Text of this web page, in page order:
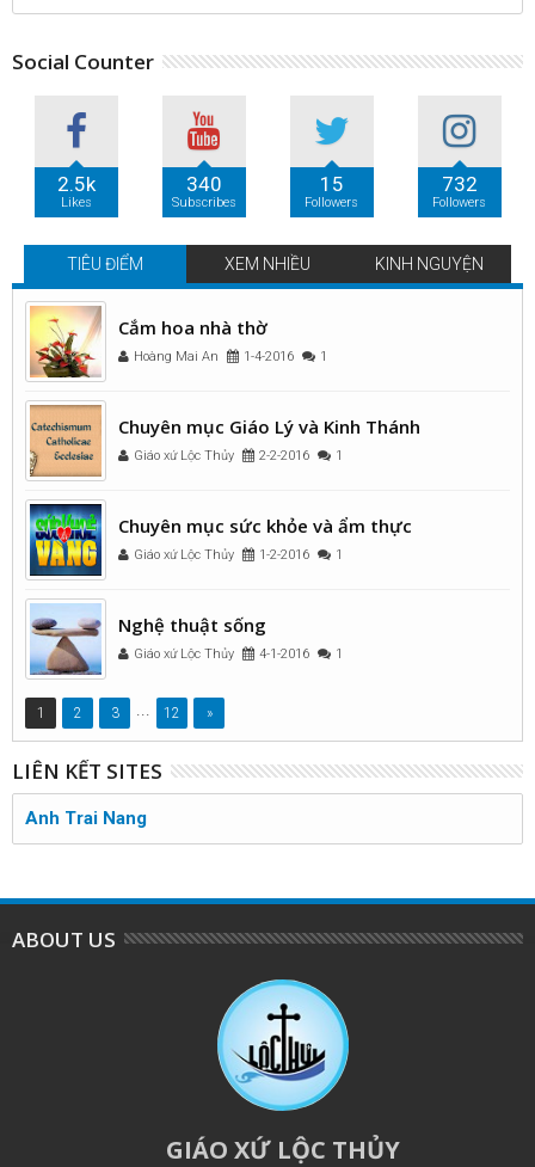
Social Counter
2.5k
Likes
340
Subscribes
15
Followers
732
Followers
TIÊU ĐIỂM XEM NHIỀU KINH NGUYỆN
Cắm hoa nhà thờ
Hoàng Mai An 1-4-2016 1
Chuyên mục Giáo Lý và Kinh Thánh
Giáo xứ Lộc Thủy 2-2-2016 1
Chuyên mục sức khỏe và ẩm thực
Giáo xứ Lộc Thủy 1-2-2016 1
Nghệ thuật sống
Giáo xứ Lộc Thủy 4-1-2016 1
1 2 3 ... 12 »
LIÊN KẾT SITES
Anh Trai Nang
ABOUT US
GIÁO XỨ LỘC THỦY